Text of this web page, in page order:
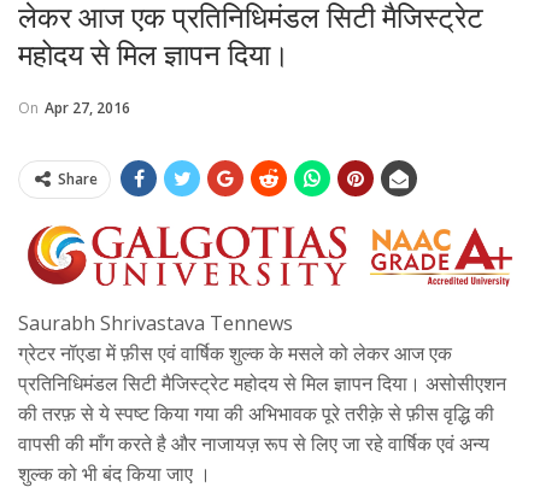
लेकर आज एक प्रतिनिधिमंडल सिटी मैजिस्ट्रेट
महोदय से मिल ज्ञापन दिया।
On Apr 27, 2016
Share
Saurabh Shrivastava Tennews
ग्रेटर नॉएडा में फ़ीस एवं वार्षिक शुल्क के मसले को लेकर आज एक
प्रतिनिधिमंडल सिटी मैजिस्ट्रेट महोदय से मिल ज्ञापन दिया। असोसीएशन
की तरफ़ से ये स्पष्ट किया गया की अभिभावक पूरे तरीक़े से फ़ीस वृद्धि की
वापसी की माँग करते है और नाजायज़ रूप से लिए जा रहे वार्षिक एवं अन्य
शुल्क को भी बंद किया जाए ।